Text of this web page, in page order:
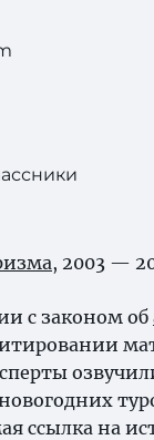
, 2003 —
с законом об
ссылка на